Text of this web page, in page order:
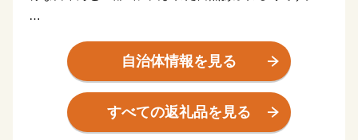
『シラフラ』
地層が美しい模様を見せる、東洋のグランドキャニオン
『館の岬（たてのさき）』
北海道の天然記念物で柱状節理『鮪の岬(しびのみさ
自治体情報を見る
すべての返礼品を見る